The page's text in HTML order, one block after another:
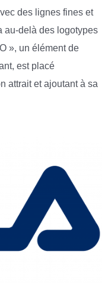
des lignes fines et
au-delà des logotypes
», un élément de
est placé
attrait et ajoutant à sa